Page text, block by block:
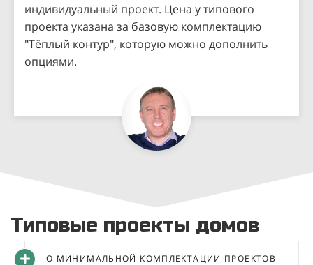
индивидуальный проект. Цена у типового
проекта указана за базовую комплектацию
"Тёплый контур", которую можно дополнить
опциями.
Типовые проекты домов
О МИНИМАЛЬНОЙ КОМПЛЕКТАЦИИ ПРОЕКТОВ